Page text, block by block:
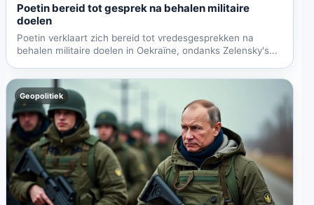
Poetin bereid tot gesprek na behalen militaire
doelen
Poetin verklaart zich bereid tot vredesgesprekken na
behalen militaire doelen in Oekraïne, ondanks Zelensky's...
Geopolitiek